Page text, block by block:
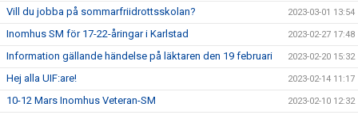
Vill du jobba på sommarfriidrottsskolan? 2023-03-01 13:54
Inomhus SM för 17-22-åringar i Karlstad 2023-02-27 17:48
Information gällande händelse på läktaren den 19 februari 2023-02-20 15:32
Hej alla UIF:are! 2023-02-14 11:17
10-12 Mars Inomhus Veteran-SM 2023-02-10 12:32